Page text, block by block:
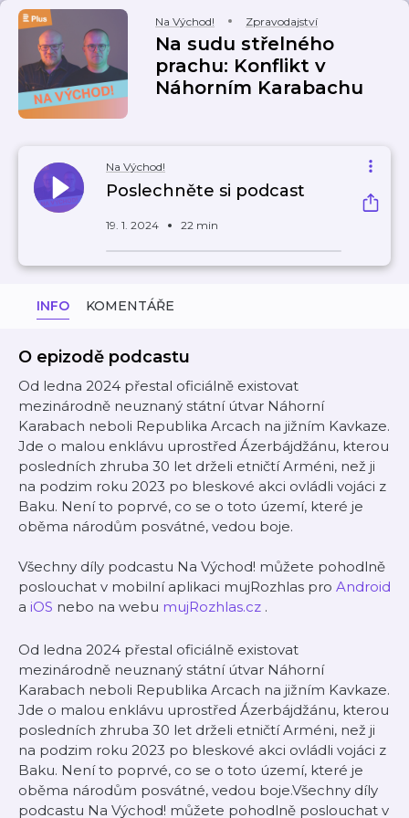
Na Východ! Zpravodajství
Na sudu střelného
prachu: Konflikt v
Náhorním Karabachu
Na Východ!
Poslechněte si podcast
19. 1. 2024 22 min
INFO KOMENTÁŘE
O epizodě podcastu
Od ledna 2024 přestal oficiálně existovat
mezinárodně neuznaný státní útvar Náhorní
Karabach neboli Republika Arcach na jižním Kavkaze.
Jde o malou enklávu uprostřed Ázerbájdžánu, kterou
posledních zhruba 30 let drželi etničtí Arméni, než ji
na podzim roku 2023 po bleskové akci ovládli vojáci z
Baku. Není to poprvé, co se o toto území, které je
oběma národům posvátné, vedou boje.
Všechny díly podcastu Na Východ! můžete pohodlně
poslouchat v mobilní aplikaci mujRozhlas pro Android
a iOS nebo na webu mujRozhlas.cz .
Od ledna 2024 přestal oficiálně existovat
mezinárodně neuznaný státní útvar Náhorní
Karabach neboli Republika Arcach na jižním Kavkaze.
Jde o malou enklávu uprostřed Ázerbájdžánu, kterou
posledních zhruba 30 let drželi etničtí Arméni, než ji
na podzim roku 2023 po bleskové akci ovládli vojáci z
Baku. Není to poprvé, co se o toto území, které je
oběma národům posvátné, vedou boje.Všechny díly
podcastu Na Východ! můžete pohodlně poslouchat v